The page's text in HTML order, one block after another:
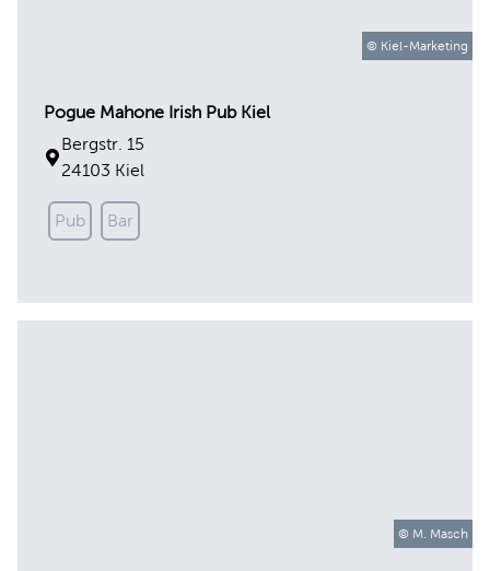
© Kiel-Marketing
Pogue Mahone Irish Pub Kiel
Bergstr. 15
24103 Kiel
Pub Bar
© M. Masch